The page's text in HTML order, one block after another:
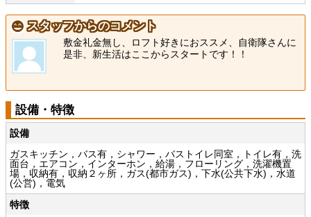
スタッフからのコメント
敷金礼金無し、ロフト好きにおススメ、自衛隊さんに
是非、新生活はここからスタートです！！
設備・特徴
設備
ガスキッチン，バス有，シャワー，バストイレ同室，トイレ有，洗
面台，エアコン，インターホン，給湯，フローリング，洗濯機置
場，収納有，収納２ヶ所，ガス(都市ガス)，下水(公共下水)，水道
(公営)，電気
特徴